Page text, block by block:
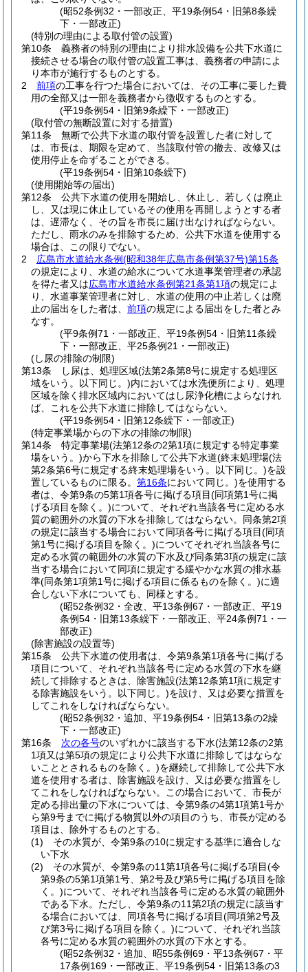
(昭52条例32・一部改正、平19条例54・旧第8条繰
下・一部改正)
(特別の理由による取付管の設置)
第10条
義務者の特別の理由により排水設備を公共下水道に
接続させる場合の取付管の設置工事は、義務者の申請によ
り本市が施行するものとする。
2
前項の工事を行つた場合においては、その工事に要した費
用の全部又は一部を義務者から徴収するものとする。
(平19条例54・旧第9条繰下・一部改正)
(取付管の無断設置に対する措置)
第11条
無断で公共下水道の取付管を設置した者に対して
は、市長は、期限を定めて、当該取付管の撤去、改修又は
使用停止を命ずることができる。
(平19条例54・旧第10条繰下)
(使用開始等の届出)
第12条
公共下水道の使用を開始し、休止し、若しくは廃止
し、又は現に休止しているその使用を再開しようとする者
は、遅滞なく、その旨を市長に届け出なければならない。
ただし、雨水のみを排除するため、公共下水道を使用する
場合は、この限りでない。
2
広島市水道給水条例(昭和38年広島市条例第37号)第15条
の規定により、水道の給水について水道事業管理者の承認
を得た者又は広島市水道給水条例第21条第1項の規定によ
り、水道事業管理者に対し、水道の使用の中止若しくは廃
止の届出をした者は、 前項の規定による届出をした者とみ
なす。
(平9条例71・一部改正、平19条例54・旧第11条繰
下・一部改正、平25条例21・一部改正)
(し尿の排除の制限)
第13条
し尿は、処理区域(法第2条第8号に規定する処理区
域をいう。以下同じ。)内においては水洗便所により、処理
区域を除く排水区域内においてはし尿浄化槽によらなけれ
ば、これを公共下水道に排除してはならない。
(平19条例54・旧第12条繰下・一部改正)
(特定事業場からの下水の排除の制限)
第14条
特定事業場(法第12条の2第1項に規定する特定事業
場をいう。)から下水を排除して公共下水道(終末処理場(法
第2条第6号に規定する終末処理場をいう。以下同じ。)を設
置しているものに限る。 第16条において同じ。)を使用する
者は、令第9条の5第1項各号に掲げる項目(同項第1号に掲
げる項目を除く。)について、それぞれ当該各号に定める水
質の範囲外の水質の下水を排除してはならない。 同条第2項
の規定に該当する場合において同項各号に掲げる項目(同項
第1号に掲げる項目を除く。)についてそれぞれ当該各号に
定める水質の範囲外の水質の下水及び同条第3項の規定に該
当する場合において同項に規定する緩やかな水質の排水基
準(同条第1項第1号に掲げる項目に係るものを除く。)に適
合しない下水についても、同様とする。
(昭52条例32・全改、平13条例67・一部改正、平19
条例54・旧第13条繰下・一部改正、平24条例71・一
部改正)
(除害施設の設置等)
第15条
公共下水道の使用者は、令第9条第1項各号に掲げる
項目について、それぞれ当該各号に定める水質の下水を継
続して排除するときは、除害施設(法第12条第1項に規定す
る除害施設をいう。以下同じ。)を設け、又は必要な措置を
してこれをしなければならない。
(昭52条例32・追加、平19条例54・旧第13条の2繰
下・一部改正)
第16条
次の各号のいずれかに該当する下水(法第12条の2第
1項又は第5項の規定により公共下水道に排除してはならな
いこととされるものを除く。)を継続して排除して公共下水
道を使用する者は、除害施設を設け、又は必要な措置をし
てこれをしなければならない。
この場合において、市長が
定める排出量の下水については、令第9条の4第1項第1号か
ら第9号までに掲げる物質以外の項目のうち、市長が定める
項目は、除外するものとする。
(1)
その水質が、令第9条の10に規定する基準に適合しな
い下水
(2)
その水質が、令第9条の11第1項各号に掲げる項目(令
第9条の5第1項第1号、第2号及び第5号に掲げる項目を除
く。)について、それぞれ当該各号に定める水質の範囲外
である下水。 ただし、令第9条の11第2項の規定に該当す
る場合においては、同項各号に掲げる項目(同項第2号及
び第3号に掲げる項目を除く。)について、それぞれ当該
各号に定める水質の範囲外の水質の下水とする。
(昭52条例32・追加、昭55条例69・平13条例67・平
17条例169・一部改正、平19条例54・旧第13条の3